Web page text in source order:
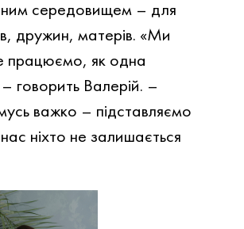
середовищем – для
дружин, матерів. «Ми
працюємо, як одна
говорить Валерій. –
важко – підставляємо
ніхто не залишається